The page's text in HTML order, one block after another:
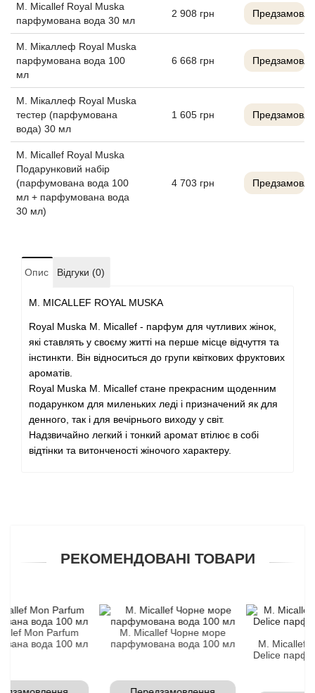
M. Micallef Royal Muska
парфумована вода 30 мл
2 908 грн
М. Мікаллеф Royal Muska
парфумована вода 100
мл
6 668 грн
М. Мікаллеф Royal Muska
тестер (парфумована
вода) 30 мл
1 605 грн
M. Micallef Royal Muska
Подарунковий набір
(парфумована вода 100
мл + парфумована вода
30 мл)
4 703 грн
Опис Відгуки (0)
M. MICALLEF ROYAL MUSKA
Royal Muska M. Micallef - парфум для чутливих жінок,
які ставлять у своєму житті на перше місце відчуття та
інстинкти. Він відноситься до групи квіткових фруктових
ароматів.
Royal Muska M. Micallef стане прекрасним щоденним
подарунком для миленьких леді і призначений як для
денного, так і для вечірнього виходу у світ.
Надзвичайно легкий і тонкий аромат втілює в собі
відтінки та витонченості жіночого характеру.
РЕКОМЕНДОВАНІ ТОВАРИ
Parfum
100 мл
M. Micallef Чорне море
парфумована вода 100 мл
M. Micallef Секрети
Delice
Alaia Paris
Alexander McQueen
Alexandre Barthet
Alexandre J
Alfred Dunhill
Alyson Oldoini
American Crew
Amouroud
Andre L'Arom
Angel Schlesser
Anima Mundi
Antonia's Flowers
Antonio Banderas
Antonio Puig